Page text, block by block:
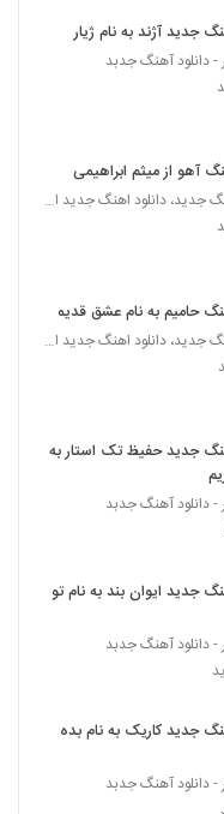
عطایی نمیدانم
دو
از شاهین ملک پور
Xaniar
بگردم از محمد میزبانی
جدید آژند به نام ژیار
- دانلود آهنگ جدبد
آهو از میثم ابراهیمی
دانلود آهنگ جدید، دانلود اهنگ جدید ایرانی
حامیم به نام عشق قدیمی
دانلود آهنگ جدید، دانلود اهنگ جدید ایرانی
جدید حفیظ تک استار به
- دانلود آهنگ جدبد
جدید ایوان بند به نام تو
- دانلود آهنگ جدبد
جدید کاریک به نام بده
- دانلود آهنگ جدبد